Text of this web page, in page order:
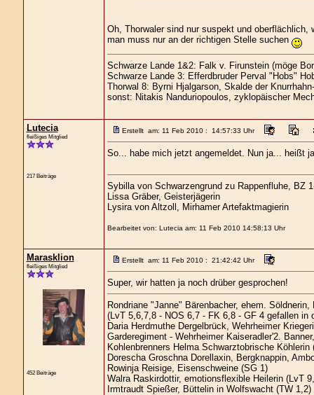
Oh, Thorwaler sind nur suspekt und
man muss nur an der richtigen Stelle suchen
Schwarze Lande 1&2: Falk v. Firunstein (möge
Schwarze Lande 3: Efferdbruder Perval "Hobs"
Thorwal 8: Byrni Hjalgarson, Skalde der
sonst: Nitakis Nanduriopoulos, zyklopäischer
Lutecia
fleißiges Mitglied
217 Beiträge
Erstellt am: 11 Feb 2010 : 14:57:33 Uhr
So... habe mich jetzt angemeldet. Nun ja... heißt
Sybilla von Schwarzengrund zu Rappenfluhe, BZ
Lissa Gräber, Geisterjägerin
Lysira von Altzoll, Mirhamer Artefaktmagierin
Bearbeitet von: Lutecia am: 11 Feb 2010 14:58:13 Uhr
Marasklion
fleißiges Mitglied
452 Beiträge
Erstellt am: 11 Feb 2010 : 21:42:42 Uhr
Super, wir hatten ja noch drüber gesprochen!
Rondriane "Janne" Bärenbacher, ehem.
(LvT 5,6,7,8 - NOS 6,7 - FK 6,8 - GF 4 gefallen in
Daria Herdmuthe Dergelbrück, Wehrheimer
Garderegiment - Wehrheimer Kaiseradler'2.
Kohlenbrenners Helma Schwarztobrische Köhlerin
Dorescha Groschna Dorellaxin, Bergknappin,
Rowinja Reisige, Eisenschweine (SG 1)
Walra Raskirdottir, emotionsflexible Heilerin (LvT
Irmtraudt Spießer, Büttelin in Wolfswacht (TW 1,2)